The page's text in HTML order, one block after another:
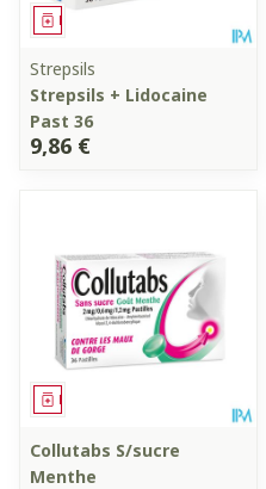
Médicament
Strepsils
Strepsils + Lidocaine
Past 36
9,86 €
Médicament
Collutabs S/sucre
Menthe